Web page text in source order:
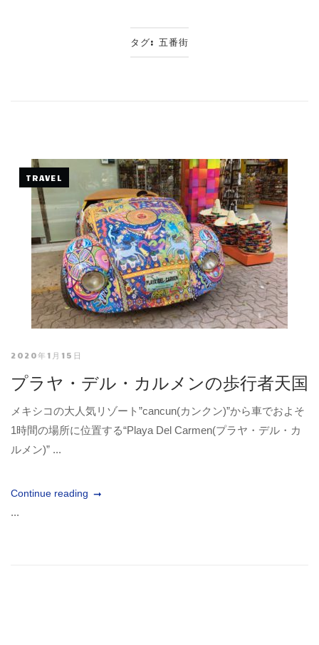
タグ: 五番街
TRAVEL
2020年1月15日
プラヤ・デル・カルメンの歩行者天国
メキシコの大人気リゾート”cancun(カンクン)”から車でおよそ
1時間の場所に位置する“Playa Del Carmen(プラヤ・デル・カ
ルメン)” ...
Continue reading
...